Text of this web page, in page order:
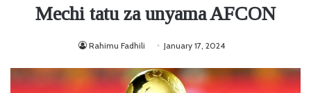
Mechi tatu za unyama AFCON
Rahimu Fadhili January 17, 2024